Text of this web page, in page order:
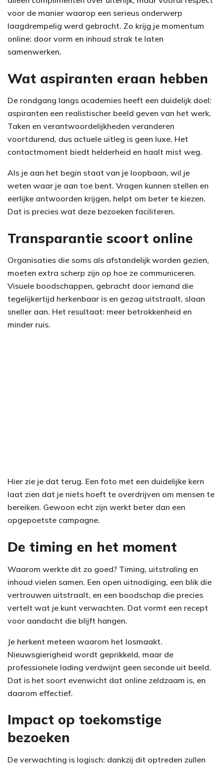
voor de manier waarop een serieus onderwerp
laagdrempelig werd gebracht. Zo krijg je momentum
online: door vorm en inhoud strak te laten
samenwerken.
Wat aspiranten eraan hebben
De rondgang langs academies heeft een duidelijk doel:
aspiranten een realistischer beeld geven van het werk.
Taken en verantwoordelijkheden veranderen
voortdurend, dus actuele uitleg is geen luxe. Het
contactmoment biedt helderheid en haalt mist weg.
Als je aan het begin staat van je loopbaan, wil je
weten waar je aan toe bent. Vragen kunnen stellen en
eerlijke antwoorden krijgen, helpt om beter te kiezen.
Dat is precies wat deze bezoeken faciliteren.
Transparantie scoort online
Organisaties die soms als afstandelijk worden gezien,
moeten extra scherp zijn op hoe ze communiceren.
Visuele boodschappen, gebracht door iemand die
tegelijkertijd herkenbaar is en gezag uitstraalt, slaan
sneller aan. Het resultaat: meer betrokkenheid en
minder ruis.
Hier zie je dat terug. Een foto met een duidelijke kern
laat zien dat je niets hoeft te overdrijven om mensen te
bereiken. Gewoon echt zijn werkt beter dan een
opgepoetste campagne.
De timing en het moment
Waarom werkte dit zo goed? Timing, uitstraling en
inhoud vielen samen. Een open uitnodiging, een blik die
vertrouwen uitstraalt, en een boodschap die precies
vertelt wat je kunt verwachten. Dat vormt een recept
voor aandacht die blijft hangen.
Je herkent meteen waarom het losmaakt.
Nieuwsgierigheid wordt geprikkeld, maar de
professionele lading verdwijnt geen seconde uit beeld.
Dat is het soort evenwicht dat online zeldzaam is, en
daarom effectief.
Impact op toekomstige
bezoeken
De verwachting is logisch: dankzij dit optreden zullen